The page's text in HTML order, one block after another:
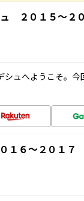
２０１５～２
ュへようこそ。今
６～２０１７